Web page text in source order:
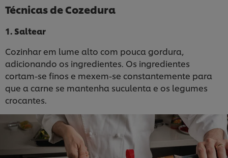
Técnicas de Cozedura
1. Saltear
Cozinhar em lume alto com pouca gordura,
adicionando os ingredientes. Os ingredientes
cortam-se finos e mexem-se constantemente para
que a carne se mantenha suculenta e os legumes
crocantes.